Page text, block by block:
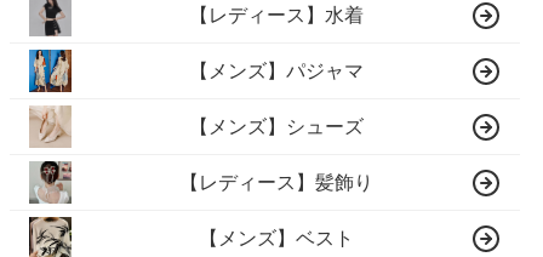
【レディース】水着
【メンズ】パジャマ
【メンズ】シューズ
【レディース】髪飾り
【メンズ】ベスト